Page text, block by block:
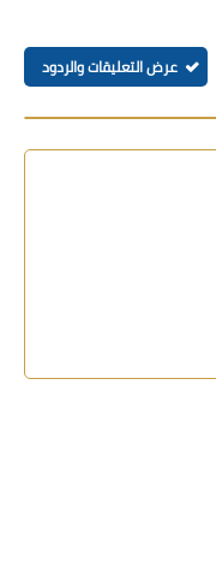
عرض التعليقات والردود